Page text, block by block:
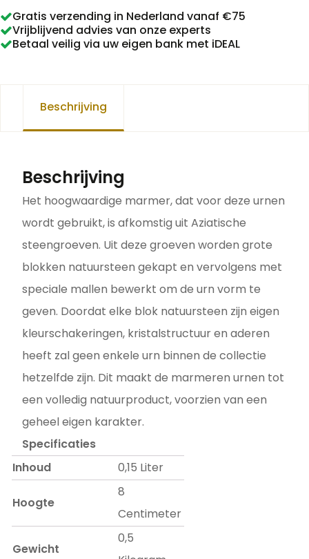
Gratis verzending in Nederland vanaf €75
Vrijblijvend advies van onze experts
Betaal veilig via uw eigen bank met iDEAL
Beschrijving
Beschrijving
Het hoogwaardige marmer, dat voor deze urnen
wordt gebruikt, is afkomstig uit Aziatische
steengroeven. Uit deze groeven worden grote
blokken natuursteen gekapt en vervolgens met
speciale mallen bewerkt om de urn vorm te
geven. Doordat elke blok natuursteen zijn eigen
kleurschakeringen, kristalstructuur en aderen
heeft zal geen enkele urn binnen de collectie
hetzelfde zijn. Dit maakt de marmeren urnen tot
een volledig natuurproduct, voorzien van een
geheel eigen karakter.
Specificaties
Inhoud
0,15 Liter
Hoogte
8
Centimeter
Gewicht
0,5